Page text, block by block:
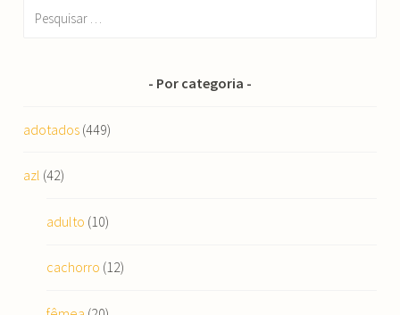
Por categoria
adotados (449)
azl (42)
adulto (10)
cachorro (12)